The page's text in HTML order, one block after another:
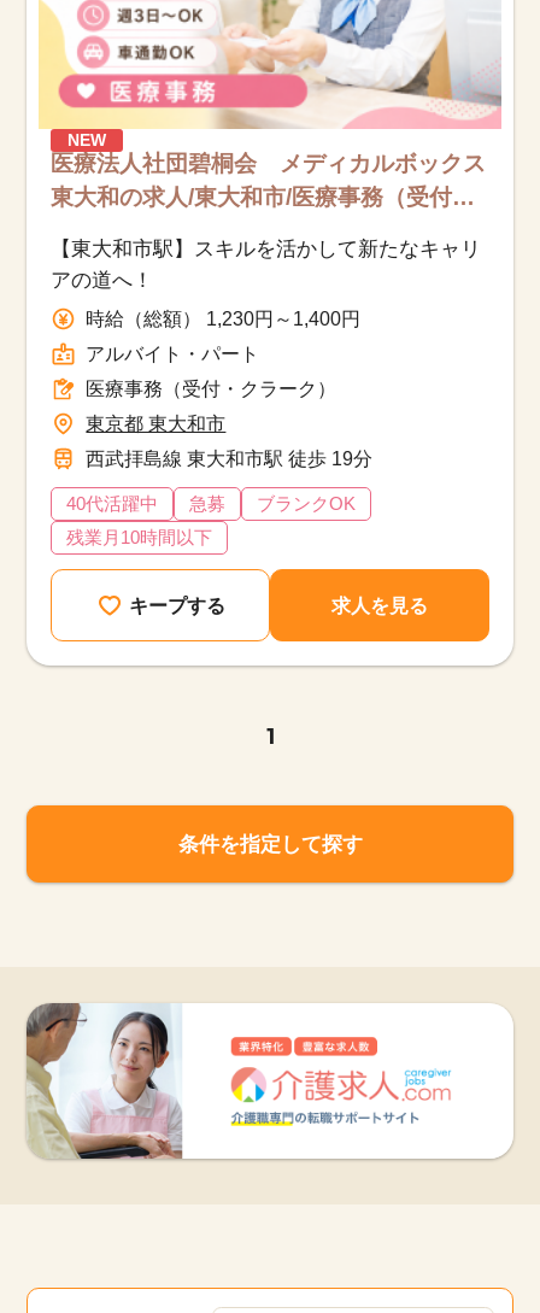
NEW
医療法人社団碧桐会 メディカルボックス
東大和の求人/東大和市/医療事務（受付・
クラーク）/アルバイト・パート
【東大和市駅】スキルを活かして新たなキャリ
アの道へ！
時給（総額） 1,230円～1,400円
アルバイト・パート
医療事務（受付・クラーク）
東京都 東大和市
西武拝島線 東大和市駅 徒歩 19分
40代活躍中 急募
ブランクOK
残業月10時間以下
キープする 求人を見る
1
条件を指定して探す